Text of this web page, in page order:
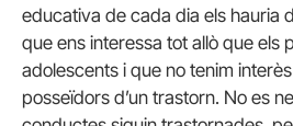
educativa de cada dia els hauria
que ens interessa tot allò que els
adolescents i que no tenim
posseïdors d’un trastorn. No es